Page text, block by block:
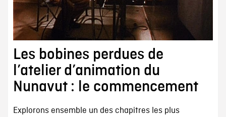
Les bobines perdues de
l’atelier d’animation du
Nunavut : le commencement
Explorons ensemble un des chapitres les plus